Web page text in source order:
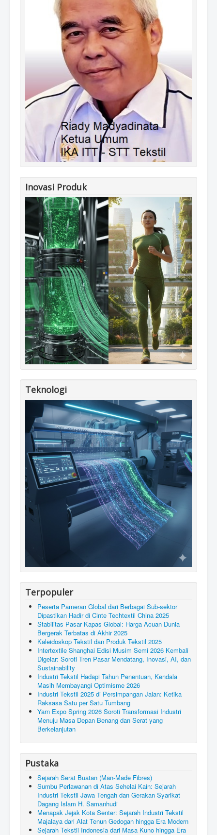
Inovasi Produk
Teknologi
Terpopuler
Peserta Pameran Global dari Berbagai Sub-sektor
Dipastikan Hadir di Cinte Techtextil China 2025
Stabilitas Pasar Kapas Global: Harga Acuan Dunia
Bergerak Terbatas di Akhir 2025
Kaleidoskop Tekstil dan Produk Tekstil 2025
Intertextile Shanghai Edisi Musim Semi 2026 Kembali
Digelar: Soroti Tren Pasar Mendatang, Inovasi, AI, dan
Sustainability
Industri Tekstil Hadapi Tahun Penentuan, Kendala
Masih Membayangi Optimisme 2026
Industri Tekstil 2025 di Persimpangan Jalan: Ketika
Raksasa Satu per Satu Tumbang
Yarn Expo Spring 2026 Soroti Transformasi Industri
Menuju Masa Depan Benang dan Serat yang
Berkelanjutan
Pustaka
Sejarah Serat Buatan (Man-Made Fibres)
Sumbu Perlawanan di Atas Sehelai Kain: Sejarah
Industri Tekstil Jawa Tengah dan Gerakan Syarikat
Dagang Islam H. Samanhudi
Menapak Jejak Kota Senter: Sejarah Industri Tekstil
Majalaya dari Alat Tenun Gedogan hingga Era Modern
Sejarah Tekstil Indonesia dari Masa Kuno hingga Era